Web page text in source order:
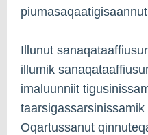
Illunut
illumik
imaluunniit
Oqartussanut